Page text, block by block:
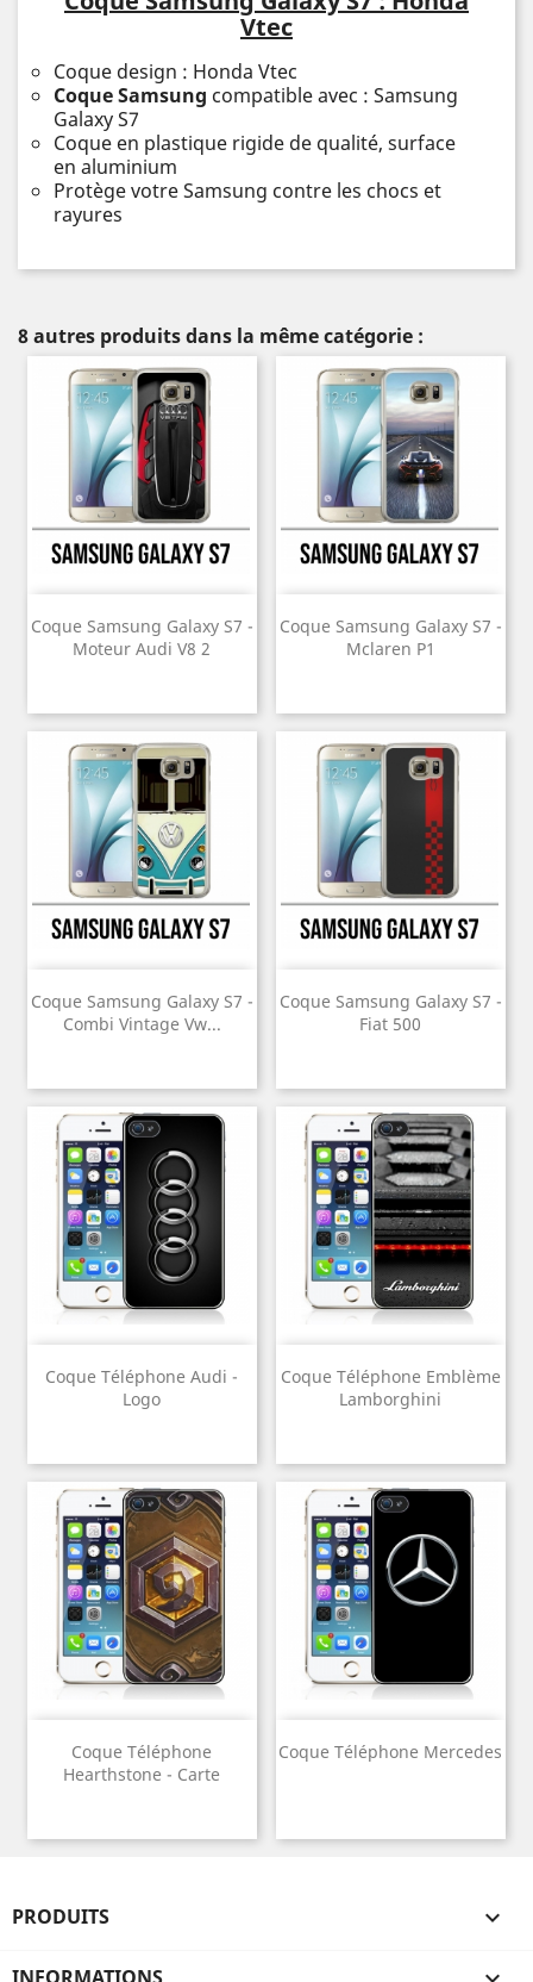
Vtec
Coque design : Honda Vtec
Coque Samsung compatible avec : Samsung
Galaxy S7
Coque en plastique rigide de qualité, surface
en aluminium
Protège votre Samsung contre les chocs et
rayures
8 autres produits dans la même catégorie :
Coque Samsung Galaxy S7 -
Moteur Audi V8 2
Coque Samsung Galaxy S7 -
Mclaren P1
Coque Samsung Galaxy S7 -
Combi Vintage Vw...
Coque Samsung Galaxy S7 -
Fiat 500
Coque Téléphone Audi -
Logo
Coque Téléphone Emblème
Lamborghini
Coque Téléphone
Hearthstone - Carte
Coque Téléphone Mercedes
PRODUITS 